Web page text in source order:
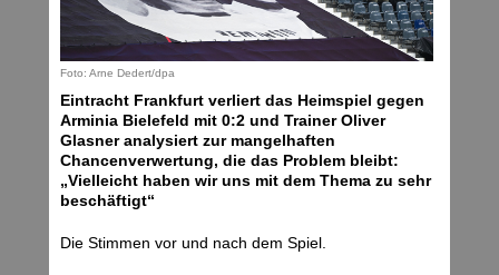
Foto: Arne Dedert/dpa
Eintracht Frankfurt verliert das Heimspiel gegen
Arminia Bielefeld mit 0:2 und Trainer Oliver
Glasner analysiert zur mangelhaften
Chancenverwertung, die das Problem bleibt:
„Vielleicht haben wir uns mit dem Thema zu sehr
beschäftigt“
Die Stimmen vor und nach dem Spiel.